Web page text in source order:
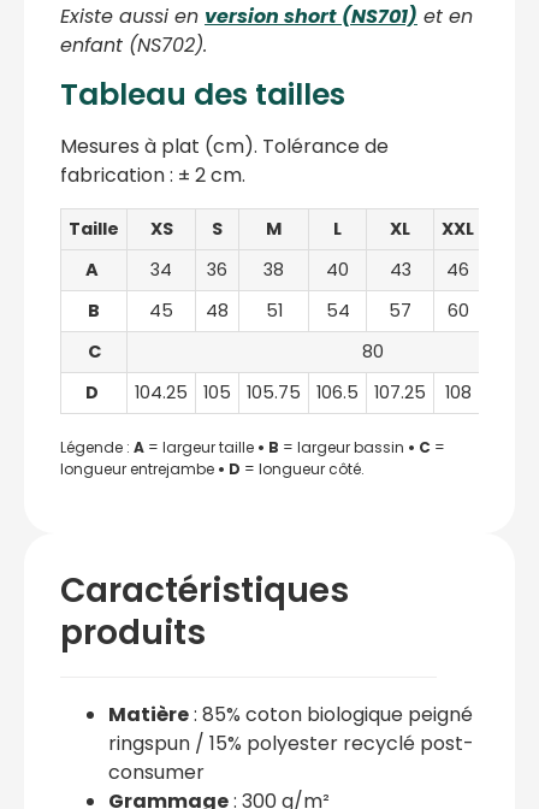
Existe aussi en version short (NS701) et en
enfant (NS702).
Tableau des tailles
Mesures à plat (cm). Tolérance de
fabrication : ± 2 cm.
Taille XS S M L XL XXL
A
34 36 38 40 43 46
B
45 48 51 54 57 60
C
80
D
104.25 105 105.75 106.5 107.25 108
Légende : A = largeur taille • B = largeur bassin • C =
longueur entrejambe • D = longueur côté.
Caractéristiques
produits
Matière: 85% coton biologique peigné
ringspun / 15% polyester recyclé post-
consumer
Grammage: 300 g/m²